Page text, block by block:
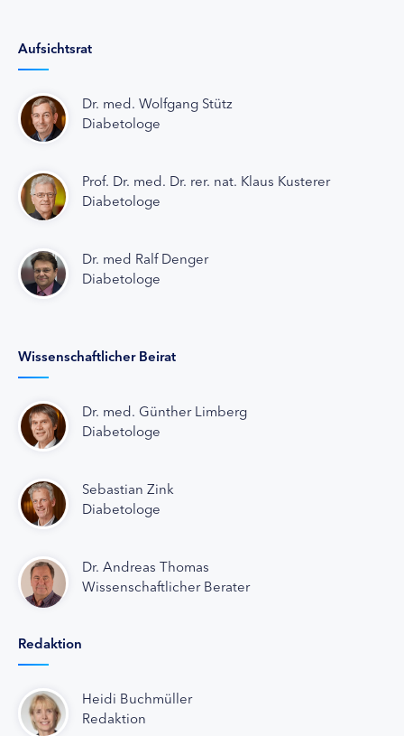
Aufsichtsrat
Dr. med. Wolfgang Stütz
Diabetologe
Prof. Dr. med. Dr. rer. nat. Klaus Kusterer
Diabetologe
Dr. med Ralf Denger
Diabetologe
Wissenschaftlicher Beirat
Dr. med. Günther Limberg
Diabetologe
Sebastian Zink
Diabetologe
Dr. Andreas Thomas
Wissenschaftlicher Berater
Redaktion
Heidi Buchmüller
Redaktion